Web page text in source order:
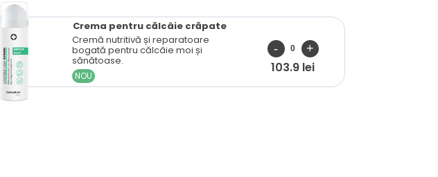
Crema pentru călcâie crăpate
Cremă nutritivă și reparatoare
bogată pentru călcâie moi și
sănătoase.
NOU
103.9 lei